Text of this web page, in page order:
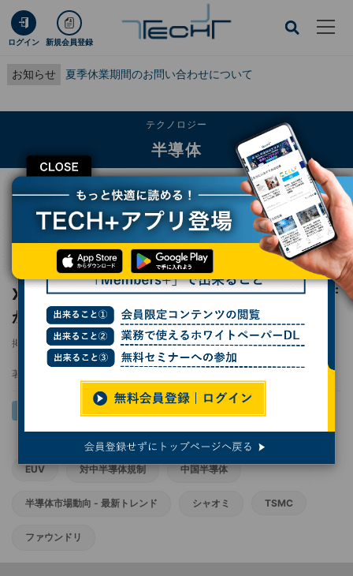
ログイン 新規会員登録
お知らせ 夏季休業期間のお問い合わせについて
CLOSE
テクノロジー
半導体
TECH+ テクノロジー
半導体
Xiaomiが3nm SoCをスマホに搭載、中国政府が蘭政府にEUV装置の禁輸解除を
レポート
Xiaomiが3nm SoCをスマホに搭載、中国政府
が蘭政府にEUV装置の禁輸解除を要求
掲載日 2025/05/27 15:53
著者：
EUV 対中半導体規制 中国半導体
半導体市場動向 - 最新トレンド シャオミ TSMC
ファウンドリ